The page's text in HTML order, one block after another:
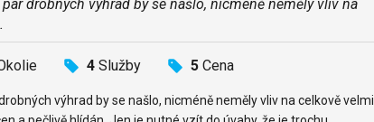
drobných výhrad by se našlo, nicméně neměly vliv na
4 Služby 5 Cena
výhrad by se našlo, nicméně neměly vliv na celkově velmi